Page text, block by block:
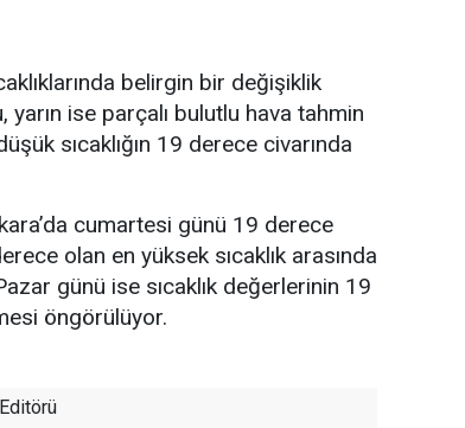
belirgin bir değişiklik
ise parçalı bulutlu hava tahmin
sıcaklığın 19 derece civarında
cumartesi günü 19 derece
olan en yüksek sıcaklık arasında
günü ise sıcaklık değerlerinin 19
öngörülüyor.